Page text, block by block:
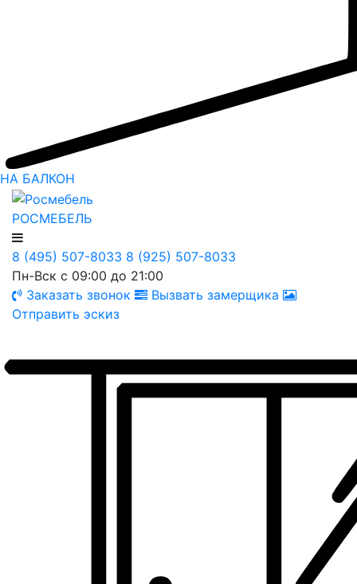
НА БАЛКОН
РОСМЕБЕЛЬ
8 (495) 507-8033 8 (925) 507-8033
Пн-Вск с 09:00 до 21:00
Заказать звонок
Вызвать замерщика
Отправить эскиз